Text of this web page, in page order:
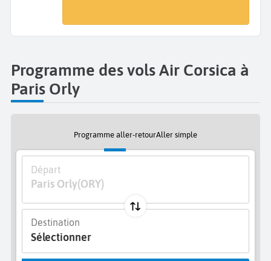
Programme des vols Air Corsica à
Paris Orly
Programme aller-retourAller simple
Départ
Paris Orly(ORY)
Destination
Sélectionner